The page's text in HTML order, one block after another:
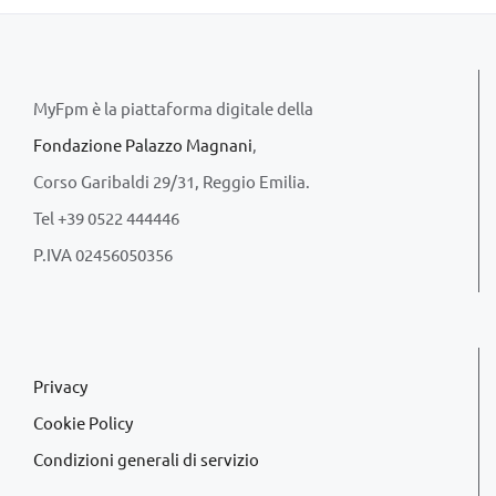
MyFpm è la piattaforma digitale della
Fondazione Palazzo Magnani,
Corso Garibaldi 29/31, Reggio Emilia.
Tel +39 0522 444446
P.IVA 02456050356
Privacy
Cookie Policy
Condizioni generali di servizio